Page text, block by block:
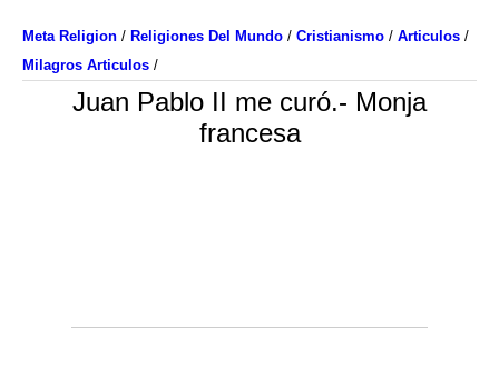
Meta Religion / Religiones Del Mundo / Cristianismo / Articulos /
Milagros Articulos /
Juan Pablo II me curó.- Monja
francesa